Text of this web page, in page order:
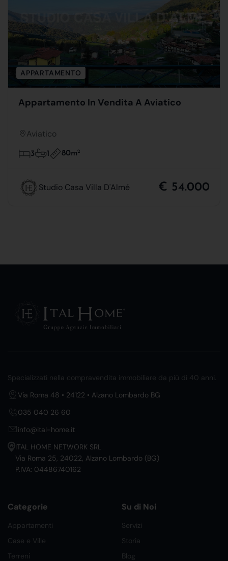
APPARTAMENTO
Appartamento In Vendita A Aviatico
Aviatico
3 1 80m2
Studio Casa Villa D'Almé € 54.000
Specializzati nella compravendita immobiliare da più di 40 anni.
Via Roma 48 • 24122 • Alzano Lombardo BG
035 040 26 60
info@ital-home.it
ITAL HOME NETWORK SRL
Via Roma 25, 24022, Alzano Lombardo (BG)
P.IVA: 04486740162
Categorie
Appartamenti
Case e Ville
Terreni
Su di Noi
Servizi
Storia
Blog